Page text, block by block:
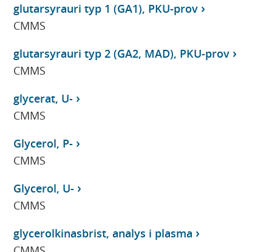
glutarsyrauri typ 1 (GA1), PKU-prov
CMMS
glutarsyrauri typ 2 (GA2, MAD), PKU-prov
CMMS
glycerat, U-
CMMS
Glycerol, P-
CMMS
Glycerol, U-
CMMS
glycerolkinasbrist, analys i plasma